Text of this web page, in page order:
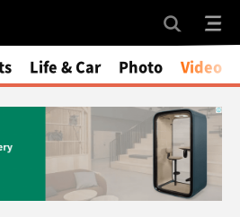
Life & Car Photo Video